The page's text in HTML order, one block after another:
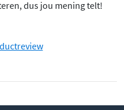
dus jou mening telt!